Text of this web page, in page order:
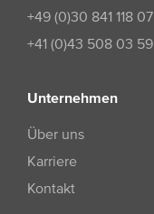
+49 (0)30 841 118 07
+41 (0)43 508 03 59
Unternehmen
Über uns
Karriere
Kontakt